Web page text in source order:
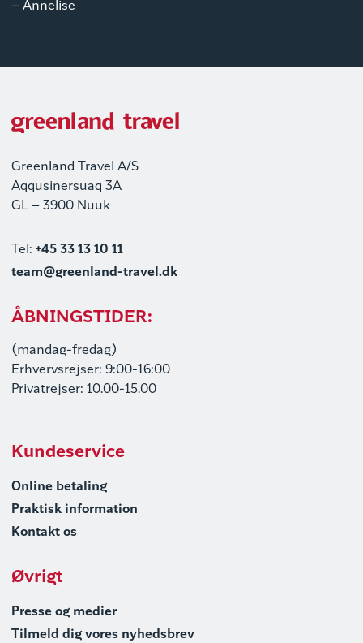
– Annelise
Greenland Travel A/S
Aqqusinersuaq 3A
GL – 3900 Nuuk
Tel: +45 33 13 10 11
team@greenland-travel.dk
ÅBNINGSTIDER:
(mandag-fredag)
Erhvervsrejser: 9:00-16:00
Privatrejser: 10.00-15.00
Kundeservice
Online betaling
Praktisk information
Kontakt os
Øvrigt
Presse og medier
Tilmeld dig vores nyhedsbrev